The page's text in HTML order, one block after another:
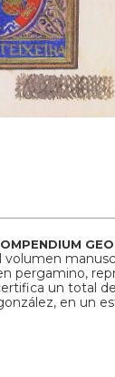
volumen
pergamino,
un total
en un